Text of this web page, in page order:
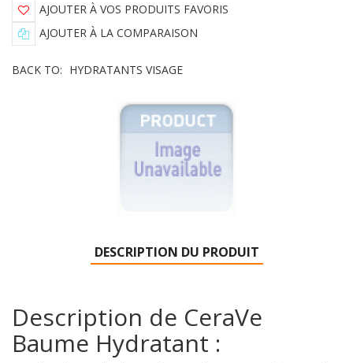
AJOUTER À VOS PRODUITS FAVORIS
AJOUTER À LA COMPARAISON
BACK TO: HYDRATANTS VISAGE
DESCRIPTION DU PRODUIT
Description de CeraVe
Baume Hydratant :